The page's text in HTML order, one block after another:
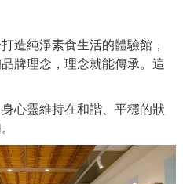
造純淨素食生活的體驗館，
牌理念，理念就能傳承。這
心靈維持在和諧、平穩的狀